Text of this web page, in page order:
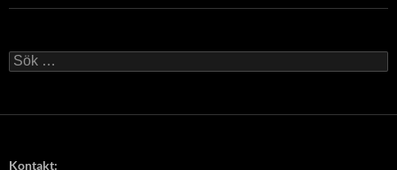
Sök
efter:
Kontakt: